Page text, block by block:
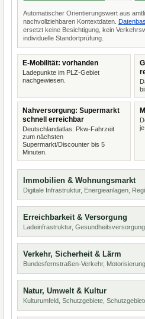
Automatischer Orientierungswert aus
nachvollziehbaren Kontextdaten.
ersetzt keine Besichtigung, kein
individuelle Standortprüfung.
E-Mobilität: vorhanden
Ladepunkte im PLZ-Gebiet
nachgewiesen.
Nahversorgung: Supermarkt
schnell erreichbar
Deutschlandatlas: Pkw-Fahrzeit
zum nächsten
Supermarkt/Discounter bis 5
Minuten.
Immobilien & Wohnungsmarkt
Digitale Infrastruktur, Energieanlagen,
Erreichbarkeit & Versorgung
Ladeinfrastruktur,
Verkehr, Sicherheit & Lärm
Bundesfernstraßen-Verkehr,
Natur, Umwelt & Kultur
Kulturumfeld, Schutzgebiete,